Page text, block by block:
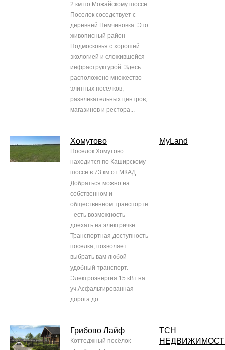
2 км по Можайскому шоссе.
Поселок соседствует с
деревней Немчиновка. Это
живописный район
Подмосковья с хорошей
экологией и сложившейся
инфраструктурой. Здесь
расположено множество
элитных поселков,
развлекательных центров,
магазинов и рестора...
Хомутово
Поселок Хомутово
находится по Каширскому
шоссе в 73 км от МКАД.
Добраться можно на
собственном и
общественном транспорте
- есть возможность
доехать на электричке.
Транспортная доступность
поселка, позволяет
выбрать вам любой
удобный транспорт.
Электроэнергия 15 кВт на
уч.Асфальтированная
дорога до ...
MyLand
Грибово Лайф
Коттеджный посёлок
ТСН